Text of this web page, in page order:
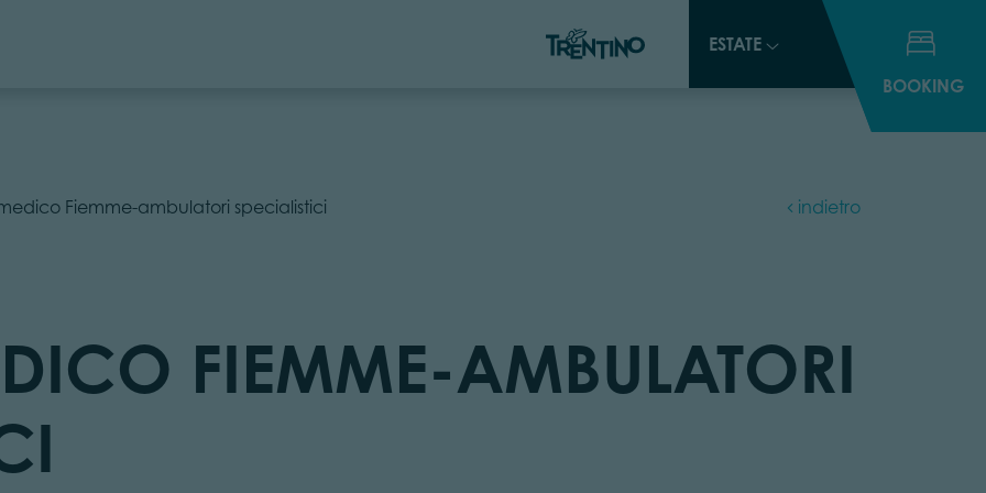
ESTATE
BOOKING
ESTATE
BOOKING
Fiemme-ambulatori specialistici indietro
FIEMME-AMBULATORI